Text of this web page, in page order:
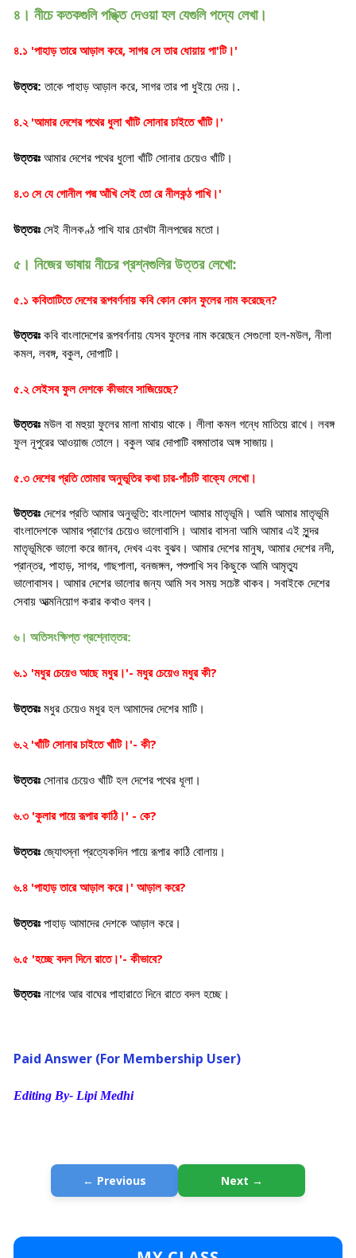
৪। নীচে কতকগুলি পঙ্ক্তি দেওয়া হল যেগুলি পদ্যে লেখা।
৪.১ 'পাহাড় তারে আড়াল করে, সাগর সে তার ধোয়ায় পা'টি।'
উত্তর: তাকে পাহাড় আড়াল করে, সাগর তার পা ধুইয়ে দেয়।.
৪.২ 'আমার দেশের পথের ধুলা খাঁটি সোনার চাইতে খাঁটি।'
উত্তরঃ আমার দেশের পথের ধুলো খাঁটি সোনার চেয়েও খাঁটি ।
৪.৩ সে যে গোনীল পদ্ম আঁখি সেই তো রে নীলকন্ঠ পাখি।'
উত্তরঃ সেই নীলকণ্ঠ পাখি যার চোখটা নীলপদ্মের মতো ।
৫। নিজের ভাষায় নীচের প্রশ্নগুলির উত্তর লেখো:
৫.১ কবিতাটিতে দেশের রূপবর্ণনায় কবি কোন কোন ফুলের নাম করেছেন?
উত্তরঃ কবি বাংলাদেশের রূপবর্ণনায় যেসব ফুলের নাম করেছেন সেগুলো হল-মউল, নীলা
কমল, লবঙ্গ, বকুল, দোপাটি ।
৫.২ সেইসব ফুল দেশকে কীভাবে সাজিয়েছে?
উত্তরঃ মউল বা মহুয়া ফুলের মালা মাথায় থাকে। লীলা কমল গন্ধে মাতিয়ে রাখে। লবঙ্গ
ফুল নূপুরের আওয়াজ তোলে। বকুল আর দোপাটি বঙ্গমাতার অঙ্গ সাজায় ।
৫.৩ দেশের প্রতি তোমার অনুভূতির কথা চার-পাঁচটি বাক্যে লেখো।
উত্তরঃ দেশের প্রতি আমার অনুভূতি: বাংলাদেশ আমার মাতৃভূমি। আমি আমার মাতৃভূমি
বাংলাদেশকে আমার প্রাণের চেয়েও ভালোবাসি। আমার বাসনা আমি আমার এই সুন্দর
মাতৃভূমিকে ভালো করে জানব, দেখব এবং বুঝব। আমার দেশের মানুষ, আমার দেশের নদী,
প্রান্তর, পাহাড়, সাগর, গাছপালা, বনজঙ্গল, পশুপাখি সব কিছুকে আমি আমৃত্যু
ভালোবাসব। আমার দেশের ভালোর জন্য আমি সব সময় সচেষ্ট থাকব। সবাইকে দেশের
সেবায় আত্মনিয়োগ করার কথাও বলব ।
৬। অতিসংক্ষিপ্ত প্রশ্নোত্তর:
৬.১ 'মধুর চেয়েও আছে মধুর।'- মধুর চেয়েও মধুর কী?
উত্তরঃ মধুর চেয়েও মধুর হল আমাদের দেশের মাটি ।
৬.২ 'খাঁটি সোনার চাইতে খাঁটি।'- কী?
উত্তরঃ সোনার চেয়েও খাঁটি হল দেশের পথের ধূলা ।
৬.৩ 'কুলার পায়ে রূপার কাঠি।' - কে?
উত্তরঃ জ্যোৎস্না প্রত্যেকদিন পায়ে রূপার কাঠি বোলায় ।
৬.৪ 'পাহাড় তারে আড়াল করে।' আড়াল করে?
উত্তরঃ পাহাড় আমাদের দেশকে আড়াল করে ।
৬.৫ 'হচ্ছে বদল দিনে রাতে।'- কীভাবে?
উত্তরঃ নাগের আর বাঘের পাহারাতে দিনে রাতে বদল হচ্ছে ।
Paid Answer (For Membership User)
Editing By- Lipi Medhi
← Previous Next →